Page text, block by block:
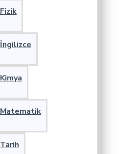
Fizik
İngilizce
Kimya
Matematik
Tarih